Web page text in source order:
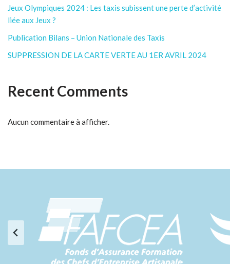
Jeux Olympiques 2024 : Les taxis subissent une perte d’activité
liée aux Jeux ?
Publication Bilans – Union Nationale des Taxis
SUPPRESSION DE LA CARTE VERTE AU 1ER AVRIL 2024
Recent Comments
Aucun commentaire à afficher.